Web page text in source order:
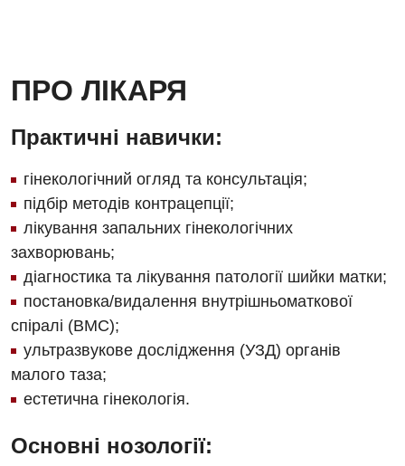
Дерматовенерологія
Дієтологія
Ендокринологія
Кардіологія
Медична психологія
Онкологічне відділлення
Оториноларингологія
ПРО ЛІКАРЯ
Практичні навички:
гінекологічний огляд та консультація;
підбір методів контрацепції;
лікування запальних гінекологічних
захворювань;
діагностика та лікування патології шийки матки;
постановка/видалення внутрішньоматкової
спіралі (ВМС);
ультразвукове дослідження (УЗД) органів
малого таза;
естетична гінекологія.
Основні нозології: